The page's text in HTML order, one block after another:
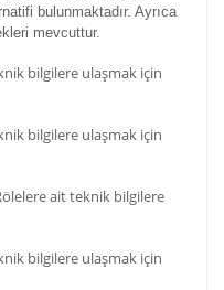
bulunmaktadır. Ayrıca
mevcuttur.
bilgilere ulaşmak için
bilgilere ulaşmak için
ait teknik bilgilere
bilgilere ulaşmak için